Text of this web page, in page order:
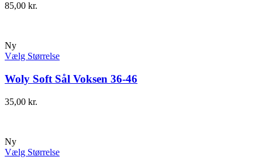
85,00 kr.
Ny
Vælg Størrelse
Woly Soft Sål Voksen 36-46
35,00 kr.
Ny
Vælg Størrelse